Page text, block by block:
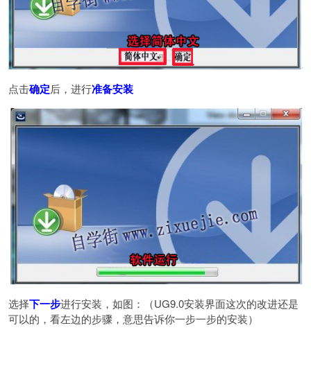
点击确定后，进行准备安装
选择下一步进行安装，如图：（UG9.0安装界面这次的改进还是
可以的，看左边的步骤，意思告诉你一步一步的安装）